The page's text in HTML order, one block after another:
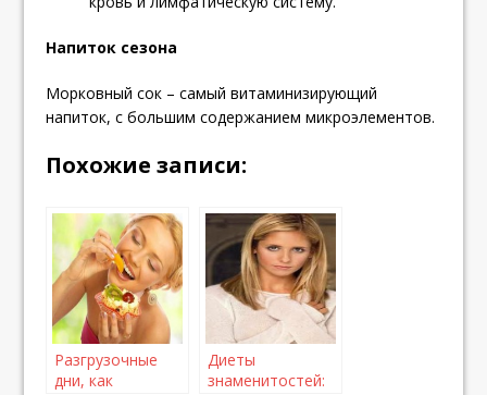
Напиток сезона
Морковный сок – самый витаминизирующий
напиток, с большим содержанием микроэлементов.
Похожие записи:
Разгрузочные
дни, как
Диеты
знаменитостей: